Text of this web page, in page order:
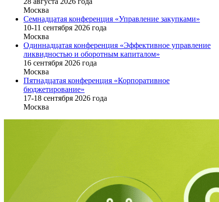
Москва
Семнадцатая конференция «Управление закупками»
10-11 сентября 2026 года
Москва
Одиннадцатая конференция «Эффективное управление
ликвидностью и оборотным капиталом»
16 cентября 2026 года
Москва
Пятнадцатая конференция «Корпоративное
бюджетирование»
17-18 сентября 2026 года
Москва